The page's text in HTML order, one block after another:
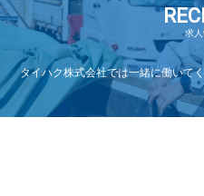
求
タイハク株式会社では一緒に働いて